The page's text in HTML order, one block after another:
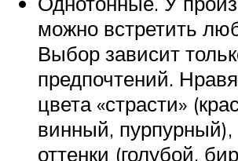
можно встретить
Выбор зависит
предпочтений.
цвета «страсти»
винный, пурпурный),
оттенки (голубой,